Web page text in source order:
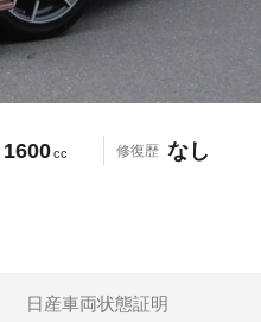
1600cc 修復歴 なし
日産車両状態証明